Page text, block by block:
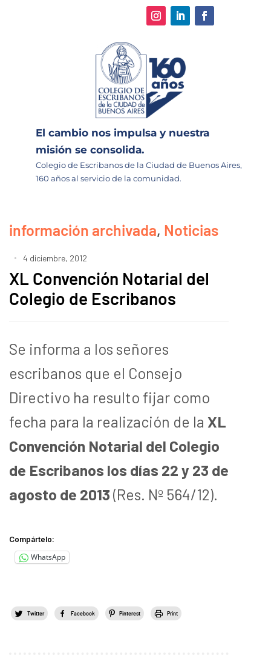
El cambio nos impulsa y nuestra
misión se consolida.
Colegio de Escribanos de la Ciudad de Buenos Aires,
160 años al servicio de la comunidad.
información archivada, Noticias
4 diciembre, 2012
XL Convención Notarial del
Colegio de Escribanos
Se informa a los señores
escribanos que el Consejo
Directivo ha resulto fijar como
fecha para la realización de la XL
Convención Notarial del Colegio
de Escribanos los días 22 y 23 de
agosto de 2013 (Res. Nº 564/12).
Compártelo:
WhatsApp
Twitter Facebook Pinterest Print